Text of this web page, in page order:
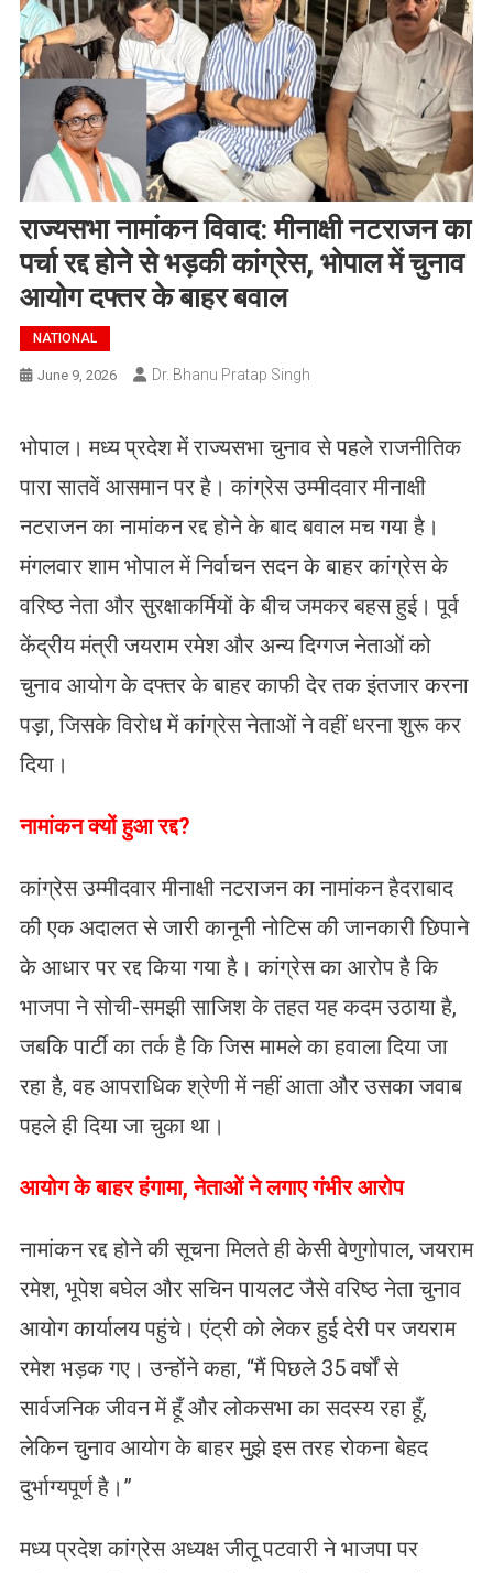
राज्यसभा नामांकन विवाद: मीनाक्षी नटराजन का
पर्चा रद्द होने से भड़की कांग्रेस, भोपाल में चुनाव
आयोग दफ्तर के बाहर बवाल
NATIONAL
June 9, 2026 Dr. Bhanu Pratap Singh
भोपाल। मध्य प्रदेश में राज्यसभा चुनाव से पहले राजनीतिक
पारा सातवें आसमान पर है। कांग्रेस उम्मीदवार मीनाक्षी
नटराजन का नामांकन रद्द होने के बाद बवाल मच गया है।
मंगलवार शाम भोपाल में निर्वाचन सदन के बाहर कांग्रेस के
वरिष्ठ नेता और सुरक्षाकर्मियों के बीच जमकर बहस हुई। पूर्व
केंद्रीय मंत्री जयराम रमेश और अन्य दिग्गज नेताओं को
चुनाव आयोग के दफ्तर के बाहर काफी देर तक इंतजार करना
पड़ा, जिसके विरोध में कांग्रेस नेताओं ने वहीं धरना शुरू कर
दिया।
​नामांकन क्यों हुआ रद्द?
कांग्रेस उम्मीदवार मीनाक्षी नटराजन का नामांकन हैदराबाद
की एक अदालत से जारी कानूनी नोटिस की जानकारी छिपाने
के आधार पर रद्द किया गया है। कांग्रेस का आरोप है कि
भाजपा ने सोची-समझी साजिश के तहत यह कदम उठाया है,
जबकि पार्टी का तर्क है कि जिस मामले का हवाला दिया जा
रहा है, वह आपराधिक श्रेणी में नहीं आता और उसका जवाब
पहले ही दिया जा चुका था।
​आयोग के बाहर हंगामा, नेताओं ने लगाए गंभीर आरोप
नामांकन रद्द होने की सूचना मिलते ही केसी वेणुगोपाल, जयराम
रमेश, भूपेश बघेल और सचिन पायलट जैसे वरिष्ठ नेता चुनाव
आयोग कार्यालय पहुंचे। एंट्री को लेकर हुई देरी पर जयराम
रमेश भड़क गए। उन्होंने कहा, “मैं पिछले 35 वर्षों से
सार्वजनिक जीवन में हूँ और लोकसभा का सदस्य रहा हूँ,
लेकिन चुनाव आयोग के बाहर मुझे इस तरह रोकना बेहद
दुर्भाग्यपूर्ण है।”
​मध्य प्रदेश कांग्रेस अध्यक्ष जीतू पटवारी ने भाजपा पर